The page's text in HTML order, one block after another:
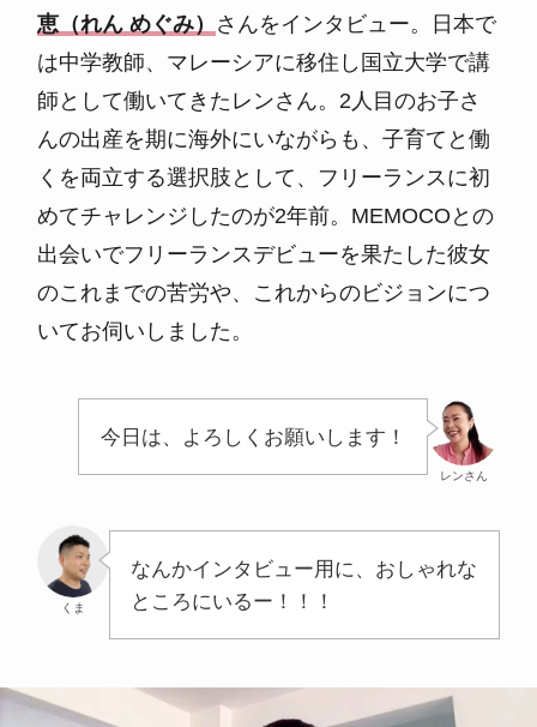
恵（れん めぐみ） さんをインタビュー。日本で
は中学教師、マレーシアに移住し国立大学で講
師として働いてきたレンさん。2人目のお子さ
んの出産を期に海外にいながらも、子育てと働
くを両立する選択肢として、フリーランスに初
めてチャレンジしたのが2年前。MEMOCOとの
出会いでフリーランスデビューを果たした彼女
のこれまでの苦労や、これからのビジョンにつ
いてお伺いしました。
レンさん
今日は、よろしくお願いします！
くま
なんかインタビュー用に、おしゃれな
ところにいるー！！！